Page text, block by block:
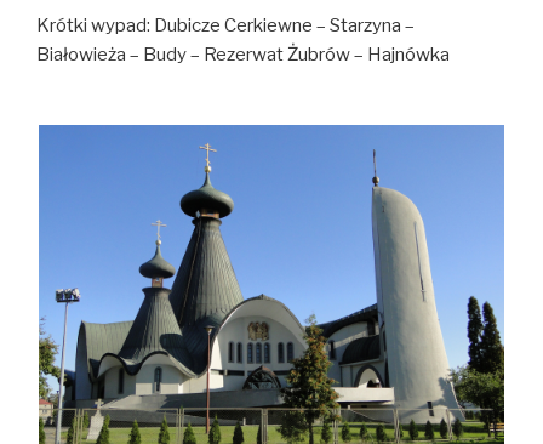
Krótki wypad: Dubicze Cerkiewne – Starzyna –
Białowieża – Budy – Rezerwat Żubrów – Hajnówka